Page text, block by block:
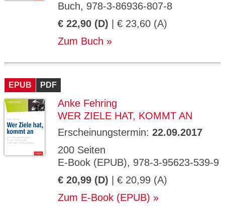
Buch, 978-3-86936-807-8
€ 22,90 (D) | € 23,60 (A)
Zum Buch
EPUB PDF
Anke Fehring
WER ZIELE HAT, KOMMT AN
Erscheinungstermin: 22.09.2017
200 Seiten
E-Book (EPUB), 978-3-95623-539-9
€ 20,99 (D) | € 20,99 (A)
Zum E-Book (EPUB)